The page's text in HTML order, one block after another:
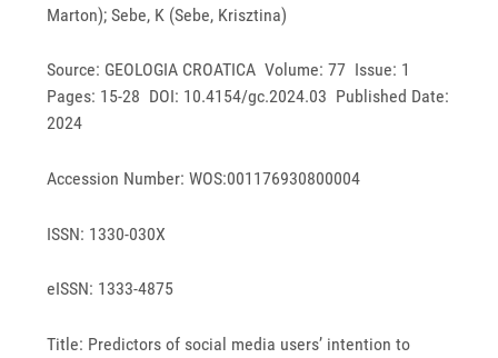
Marton); Sebe, K (Sebe, Krisztina)
Source: GEOLOGIA CROATICA Volume: 77 Issue: 1
Pages: 15-28 DOI: 10.4154/gc.2024.03 Published Date:
2024
Accession Number: WOS:001176930800004
ISSN: 1330-030X
eISSN: 1333-4875
Title: Predictors of social media users’ intention to